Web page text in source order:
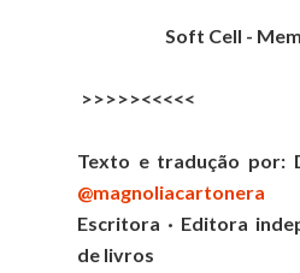
Soft Cell -
>>>>><<<<<
Texto e tradução por:
@magnoliacartonera
Escritora · Editora
de livros